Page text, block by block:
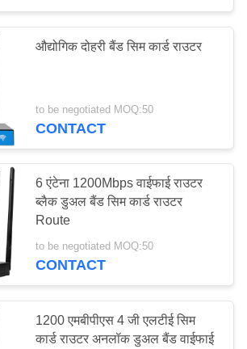
औद्योगिक दोहरी बैंड सिम कार्ड राउटर
to be negotiated MOQ:50
CONTACT
6 एंटेना 1200Mbps वाईफाई राउटर
ब्लैक डुअल बैंड सिम कार्ड राउटर
Route
to be negotiated MOQ:50
CONTACT
1200 एमबीपीएस 4 जी एलटीई सिम
कार्ड राउटर अनलॉक डुअल बैंड वाईफाई